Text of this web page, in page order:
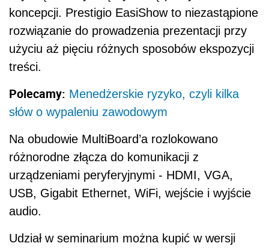
koncepcji. Prestigio EasiShow to niezastąpione
rozwiązanie do prowadzenia prezentacji przy
użyciu aż pięciu różnych sposobów ekspozycji
treści.
Polecamy: Menedżerskie ryzyko, czyli kilka
słów o wypaleniu zawodowym
Na obudowie MultiBoard’a rozlokowano
różnorodne złącza do komunikacji z
urządzeniami peryferyjnymi - HDMI, VGA,
USB, Gigabit Ethernet, WiFi, wejście i wyjście
audio.
Udział w seminarium można kupić w wersji